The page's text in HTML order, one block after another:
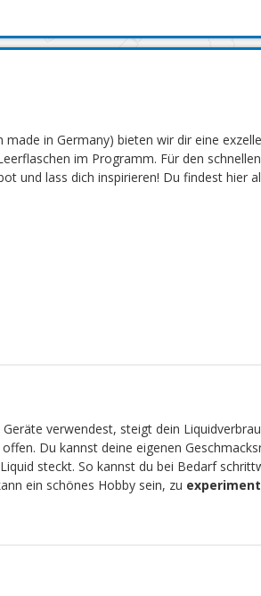
in Germany) bieten wir dir eine
im Programm. Für den
und lass dich inspirieren! Du findest hier
verwendest, steigt dein
Du kannst deine eigenen
steckt. So kannst du bei Bedarf
ein schönes Hobby sein, zu